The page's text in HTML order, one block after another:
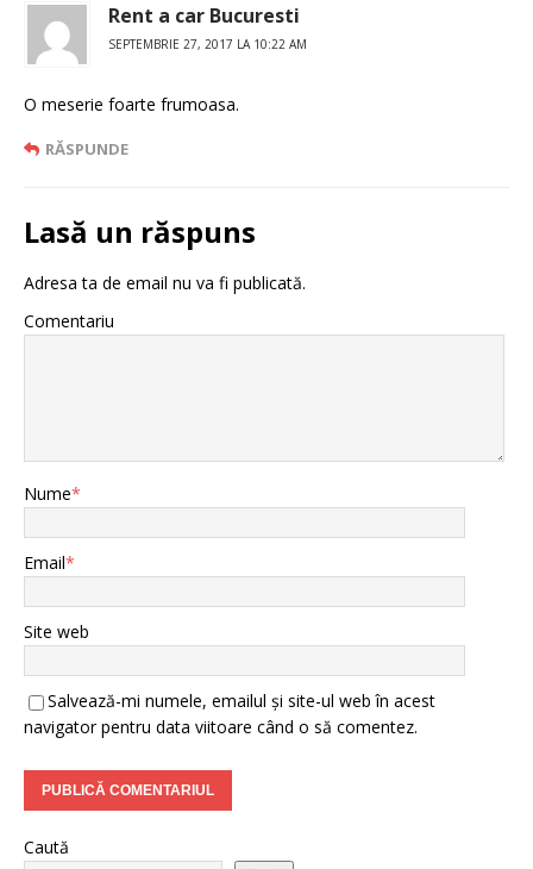
Rent a car Bucuresti
SEPTEMBRIE 27, 2017 LA 10:22 AM
O meserie foarte frumoasa.
RĂSPUNDE
Lasă un răspuns
Adresa ta de email nu va fi publicată.
Comentariu
Nume*
Email*
Site web
Salvează-mi numele, emailul și site-ul web în acest
navigator pentru data viitoare când o să comentez.
Caută